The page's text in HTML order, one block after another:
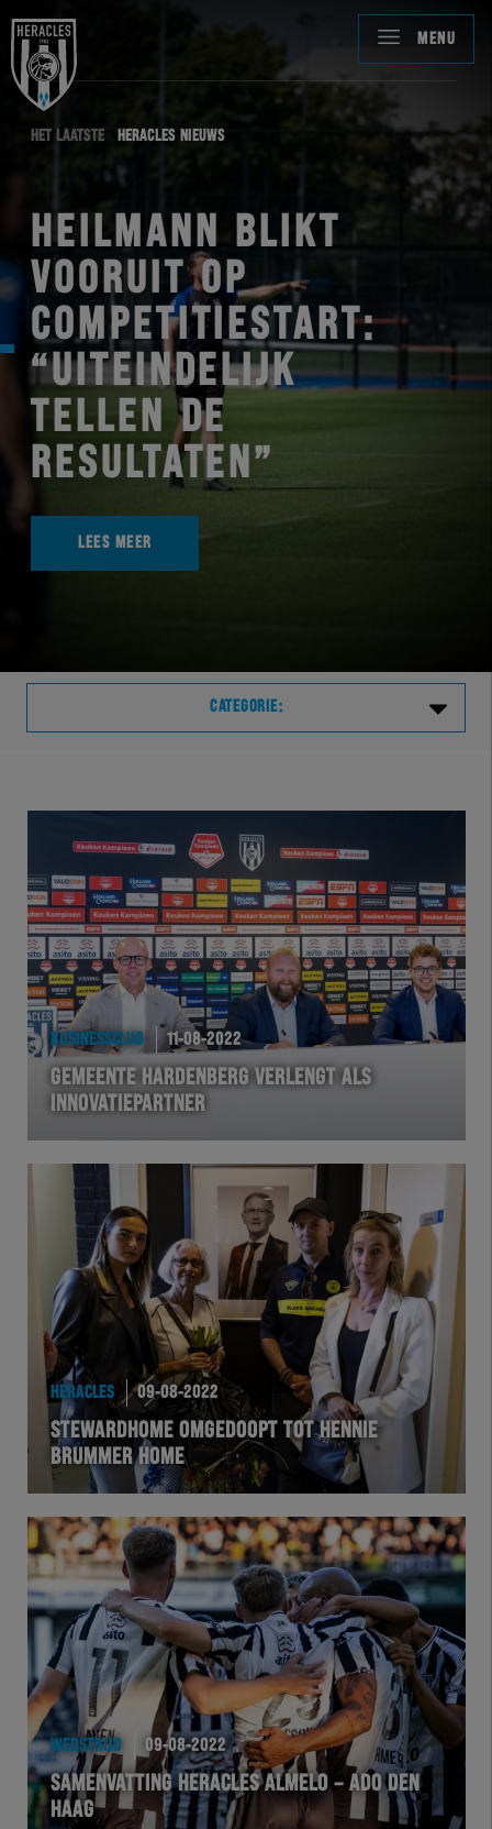
MENU
HET LAATSTE HERACLES NIEUWS
HEILMANN BLIKT
VOORUIT OP
COMPETITIESTART:
“UITEINDELIJK
TELLEN DE
RESULTATEN”
LEES MEER
CATEGORIE:
TELHER
HERVOL
HEREXC
EXCHER
Natuurgras
Wedstrijd
Heracles
BusinessClub
Foundation
Herakids
Team Zwart Wit
Futsal
eSports
Academie
BUSINESSCLUB 11-08-2022
GEMEENTE HARDENBERG VERLENGT ALS
INNOVATIEPARTNER
HERACLES 09-08-2022
STEWARDHOME OMGEDOOPT TOT HENNIE
BRUMMER HOME
WEDSTRIJD 09-08-2022
SAMENVATTING HERACLES ALMELO – ADO DEN
HAAG